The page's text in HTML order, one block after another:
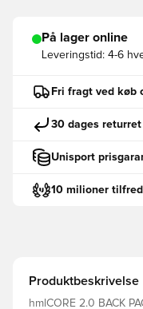
På lager online
Leveringstid: 4-6
Fri fragt ved køb
30 dages returret
Unisport
10 milioner
Produktbeskrivelse
hmlCORE 2.0 BACK